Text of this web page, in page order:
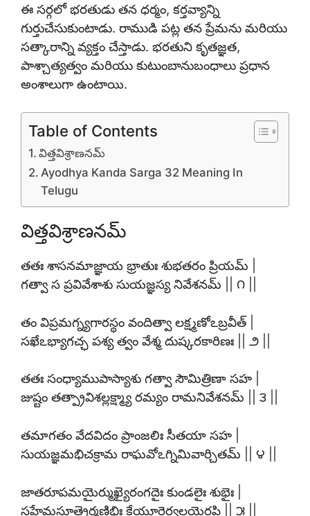
ఈ సర్గలో భరతుడు తన ధర్మం, కర్తవ్యాన్ని
గుర్తుచేసుకుంటాడు. రాముడి పట్ల తన ప్రేమను మరియు
సత్కారాన్ని వ్యక్తం చేస్తాడు. భరతుని కృతజ్ఞత,
పాశ్చాత్యత్వం మరియు కుటుంబానుబంధాలు ప్రధాన
అంశాలుగా ఉంటాయి.
Table of Contents
విత్తవిశ్రాణనమ్
Ayodhya Kanda Sarga 32 Meaning In
Telugu
విత్తవిశ్రాణనమ్
తతః శాసనమాజ్ఞాయ భ్రాతుః శుభతరం ప్రియమ్ |
గత్వా స ప్రవివేశాశు సుయజ్ఞస్య నివేశనమ్ || ౧ ||
తం విప్రమగ్న్యగారస్థం వందిత్వా లక్ష్మణోఽబ్రవీత్ |
సఖేఽభ్యాగచ్ఛ పశ్య త్వం వేశ్మ దుష్కరకారిణః || ౨ ||
తతః సంధ్యాముపాస్యాశు గత్వా సౌమిత్రిణా సహ |
జుష్టం తత్ప్రావిశల్లక్ష్మ్యా రమ్యం రామనివేశనమ్ || ౩ ||
తమాగతం వేదవిదం ప్రాంజలిః సీతయా సహ |
సుయజ్ఞమభిచక్రామ రాఘవోఽగ్నిమివార్చితమ్ || ౪ ||
జాతరూపమయైర్ముఖ్యైరంగదైః కుండలైః శుభైః |
సహేమసూత్రైర్మణిభిః కేయూరైర్వలయైరపి || ౫ ||